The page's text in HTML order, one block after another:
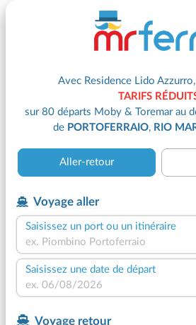
Avec Residence Lido
TARIFS
sur 80 départs Moby & Toremar au
de PORTOFERRAIO, RIO
Aller-retour
Voyage aller
Saisissez un port ou un itinéraire
Saisissez une date de départ
Voyage retour